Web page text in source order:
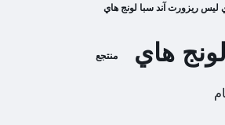
ليس ريزورت آند سبا لونج هاي
هاي منتجع